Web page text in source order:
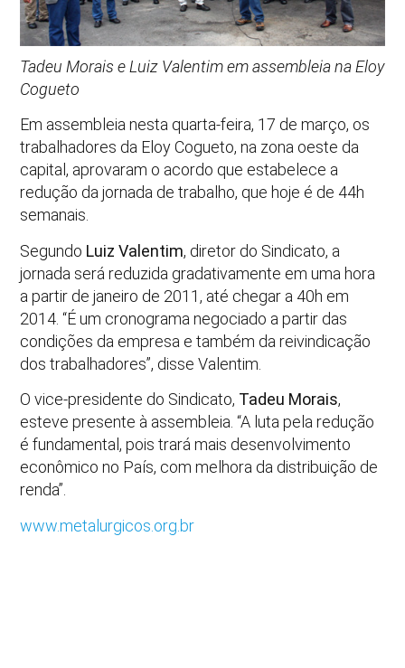
Tadeu Morais e Luiz Valentim em assembleia na Eloy
Cogueto
Em assembleia nesta quarta-feira, 17 de março, os
trabalhadores da Eloy Cogueto, na zona oeste da
capital, aprovaram o acordo que estabelece a
redução da jornada de trabalho, que hoje é de 44h
semanais.
Segundo Luiz Valentim, diretor do Sindicato, a
jornada será reduzida gradativamente em uma hora
a partir de janeiro de 2011, até chegar a 40h em
2014. “É um cronograma negociado a partir das
condições da empresa e também da reivindicação
dos trabalhadores”, disse Valentim.
O vice-presidente do Sindicato, Tadeu Morais,
esteve presente à assembleia. “A luta pela redução
é fundamental, pois trará mais desenvolvimento
econômico no País, com melhora da distribuição de
renda”.
www.metalurgicos.org.br